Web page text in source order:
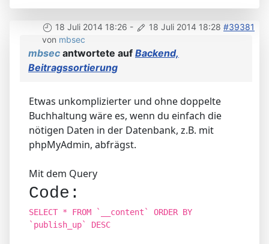
18 Juli 2014 18:26 - 18 Juli 2014 18:28 #39381
von mbsec
mbsec antwortete auf Backend,
Beitragssortierung
Etwas unkomplizierter und ohne doppelte
Buchhaltung wäre es, wenn du einfach die
nötigen Daten in der Datenbank, z.B. mit
phpMyAdmin, abfrägst.
Mit dem Query
Code:
SELECT * FROM `__content` ORDER BY
`publish_up` DESC